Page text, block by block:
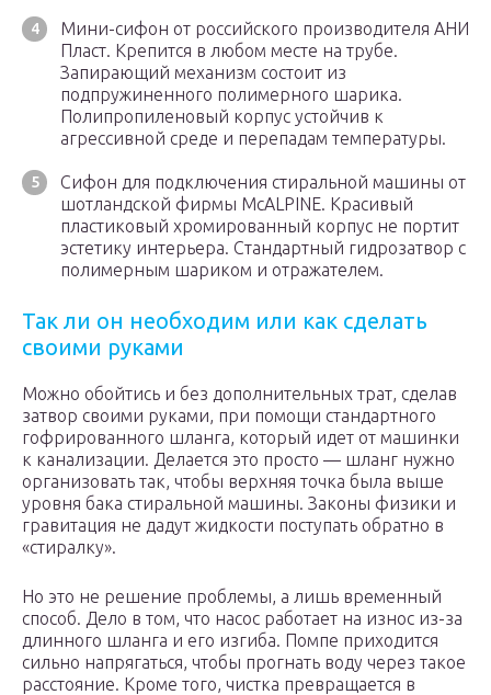
Мини-сифон от российского производителя АНИ
Пласт. Крепится в любом месте на трубе.
Запирающий механизм состоит из
подпружиненного полимерного шарика.
Полипропиленовый корпус устойчив к
агрессивной среде и перепадам температуры.
Сифон для подключения стиральной машины от
шотландской фирмы McALPINE. Красивый
пластиковый хромированный корпус не портит
эстетику интерьера. Стандартный гидрозатвор с
полимерным шариком и отражателем.
Так ли он необходим или как сделать
своими руками
Можно обойтись и без дополнительных трат, сделав
затвор своими руками, при помощи стандартного
гофрированного шланга, который идет от машинки
к канализации. Делается это просто — шланг нужно
организовать так, чтобы верхняя точка была выше
уровня бака стиральной машины. Законы физики и
гравитация не дадут жидкости поступать обратно в
«стиралку».
Но это не решение проблемы, а лишь временный
способ. Дело в том, что насос работает на износ из-за
длинного шланга и его изгиба. Помпе приходится
сильно напрягаться, чтобы прогнать воду через такое
расстояние. Кроме того, чистка превращается в